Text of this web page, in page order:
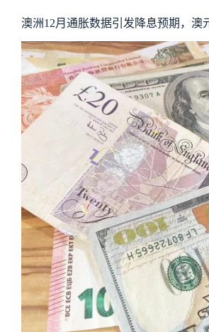
澳洲12月通胀数据引发降息预期，澳